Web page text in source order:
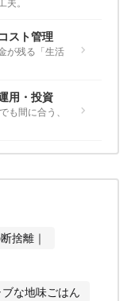
夫。
スト管理
が残る「生活
chevron_right
用・投資
も間に合う、
chevron_right
捨離｜
な地味ごはん